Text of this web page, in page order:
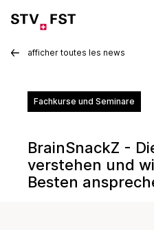
afficher toutes les news
Fachkurse und Seminare
BrainSnackZ -
verstehen und
Besten